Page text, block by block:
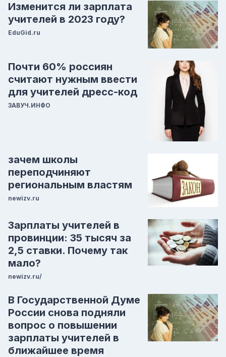
Изменится ли зарплата
учителей в 2023 году?
EduGid.ru
Почти 60% россиян
считают нужным ввести
для учителей дресс-код
ЗАВУЧ.ИНФО
зачем школы
переподчиняют
региональным властям
newizv.ru
Зарплаты учителей в
провинции: 35 тысяч за
2,5 ставки. Почему так
мало?
newizv.ru/
В Государственной Думе
России снова подняли
вопрос о повышении
зарплаты учителей в
ближайшее время